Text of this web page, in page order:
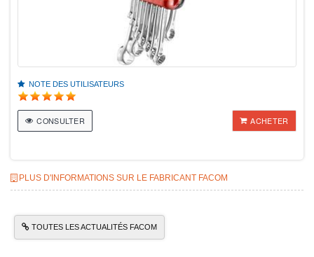
NOTE DES UTILISATEURS
CONSULTER ACHETER
PLUS D'INFORMATIONS SUR LE FABRICANT FACOM
TOUTES LES ACTUALITÉS FACOM